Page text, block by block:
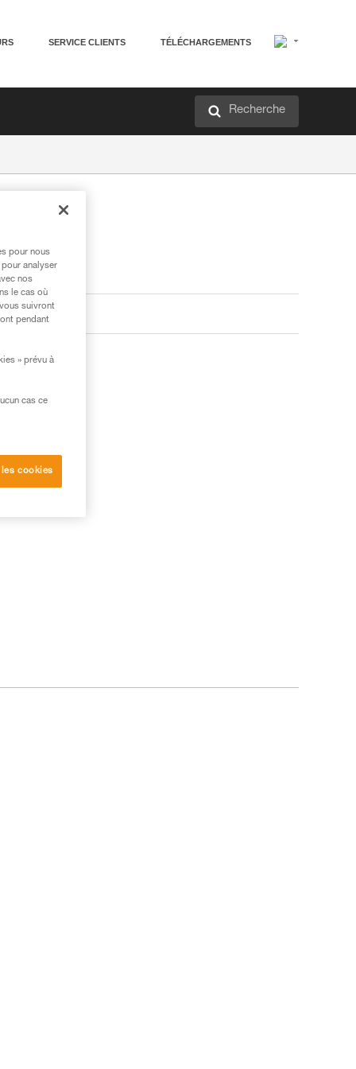
SERVICE CLIENTS TÉLÉCHARGEMENTS
Recherche
pour nous
analyser
nos
le cas où
suivront
pendant
» prévu à
cas ce
cookies